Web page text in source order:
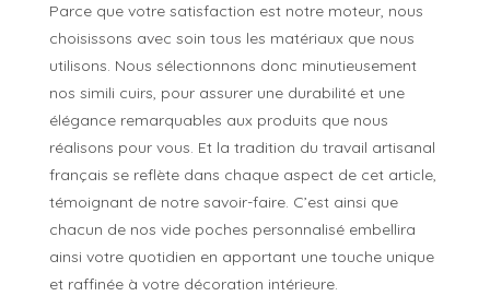
Parce que votre satisfaction est notre moteur, nous
choisissons avec soin tous les matériaux que nous
utilisons. Nous sélectionnons donc minutieusement
nos simili cuirs, pour assurer une durabilité et une
élégance remarquables aux produits que nous
réalisons pour vous. Et la tradition du travail artisanal
français se reflète dans chaque aspect de cet article,
témoignant de notre savoir-faire. C’est ainsi que
chacun de nos vide poches personnalisé embellira
ainsi votre quotidien en apportant une touche unique
et raffinée à votre décoration intérieure.